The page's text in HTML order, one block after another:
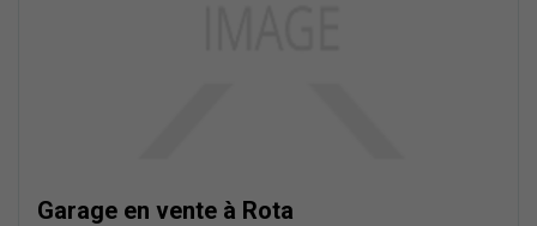
Garage en vente à Rota